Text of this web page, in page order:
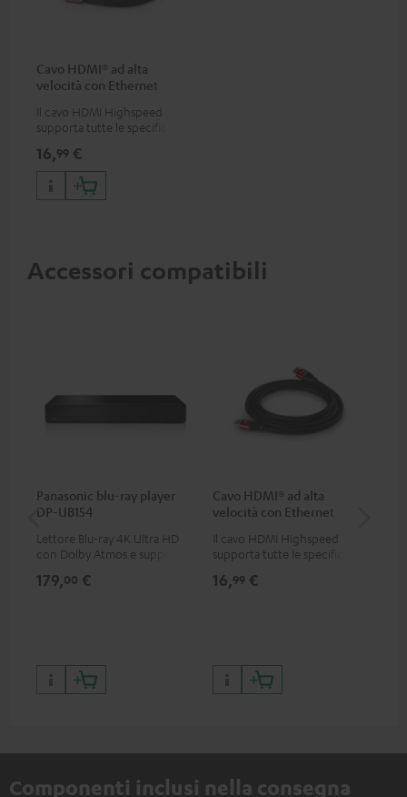
Cavo HDMI® ad alta
velocità con Ethernet
Il cavo HDMI Highspeed
supporta tutte le specifiche
16,99 €
Accessori compatibili
Panasonic blu-ray player
DP-UB154
Lettore Blu-ray 4K Ultra HD
con Dolby Atmos e supporto
una qualità delle immagini
179,00 €
Cavo HDMI® ad alta
velocità con Ethernet
Il cavo HDMI Highspeed
supporta tutte le specifiche
16,99 €
Componenti inclusi nella consegna